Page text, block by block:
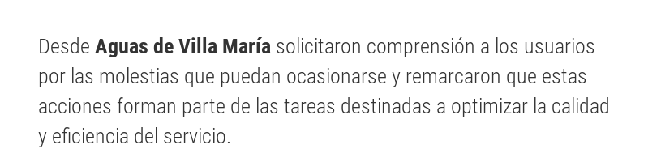
Desde Aguas de Villa María solicitaron comprensión a los usuarios
por las molestias que puedan ocasionarse y remarcaron que estas
acciones forman parte de las tareas destinadas a optimizar la calidad
y eficiencia del servicio.